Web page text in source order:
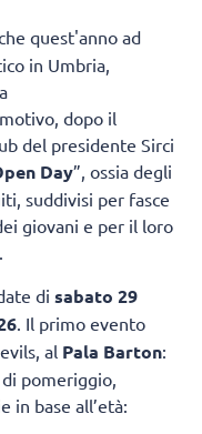
quest'anno ad
in Umbria,
dopo il
del presidente Sirci
Day”, ossia degli
suddivisi per fasce
giovani e per il loro
di sabato 29
. Il primo evento
al Pala Barton:
pomeriggio,
in base all’età: